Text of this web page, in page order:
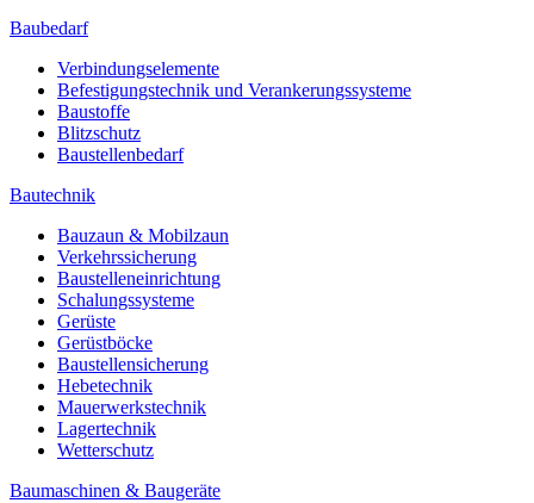
Baubedarf
Verbindungselemente
Befestigungstechnik und Verankerungssysteme
Baustoffe
Blitzschutz
Baustellenbedarf
Bautechnik
Bauzaun & Mobilzaun
Verkehrssicherung
Baustelleneinrichtung
Schalungssysteme
Gerüste
Gerüstböcke
Baustellensicherung
Hebetechnik
Mauerwerkstechnik
Lagertechnik
Wetterschutz
Baumaschinen & Baugeräte